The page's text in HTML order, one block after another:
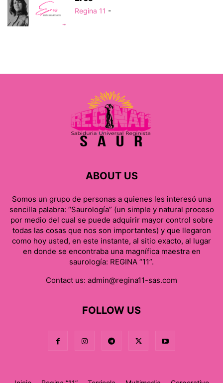
Regina 11 -
ABOUT US
Somos un grupo de personas a quienes les interesó una
sencilla palabra: “Saurología” (un simple y natural proceso
por medio del cual se puede adquirir mayor control sobre
todas las cosas que nos son importantes) y que llegaron
como hoy usted, en este instante, al sitio exacto, al lugar
en donde se encontraba una magnífica maestra en
saurología: REGINA “11”.
Contact us: admin@regina11-sas.com
FOLLOW US